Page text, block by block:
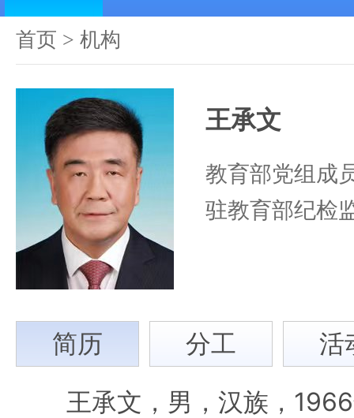
首页 > 机构
王承文
教育部党组成
驻教育部纪检
简历 分工 活
王承文，男，汉族，1966